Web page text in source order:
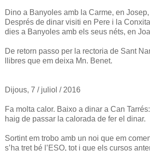
Dino a Banyoles amb la Carme, en
Després de dinar visiti en Pere i la
dies a Banyoles amb els seus néts, en
De retorn passo per la rectoria de Sant
llibres que em deixa Mn. Benet.
Dijous, 7 / juliol / 2016
Fa molta calor. Baixo a dinar a Can
haig de passar la calorada de fer el dinar.
Sortint em trobo amb un noi que em
s’ha tret bé l’ESO, tot i que els cursos